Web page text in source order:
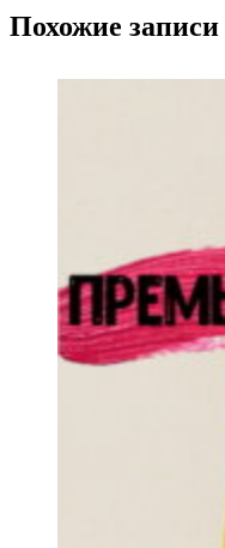
Похожие записи